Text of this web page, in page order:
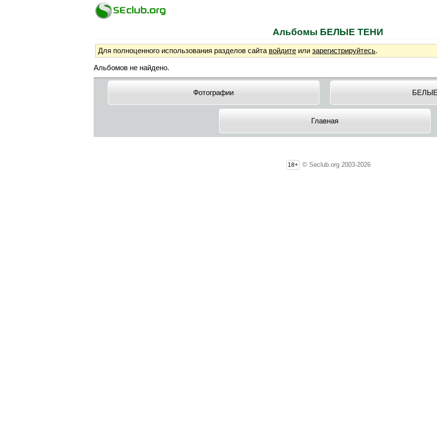
Альбомы БЕЛЫЕ ТЕНИ
Для полноценного использования разделов сайта войдите или зарегистрируйтесь.
Альбомов не найдено.
Фотографии
Главная
18+ © Seclub.org 2003-2026